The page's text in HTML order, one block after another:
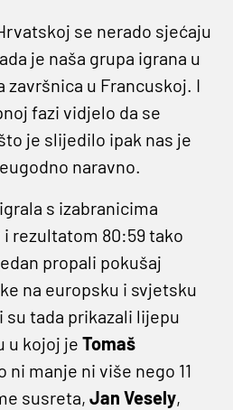
se nerado sjećaju
je naša grupa igrana u
završnica u Francuskoj. I
fazi vidjelo da se
je slijedilo ipak nas je
naravno.
s izabranicima
i rezultatom 80:59 tako
propali pokušaj
na europsku i svjetsku
tada prikazali lijepu
u kojoj je Tomaš
ni manje ni više nego 11
susreta, Jan Vesely,